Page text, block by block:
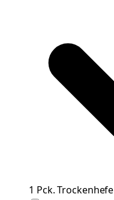
1 Pck.Trockenhefe